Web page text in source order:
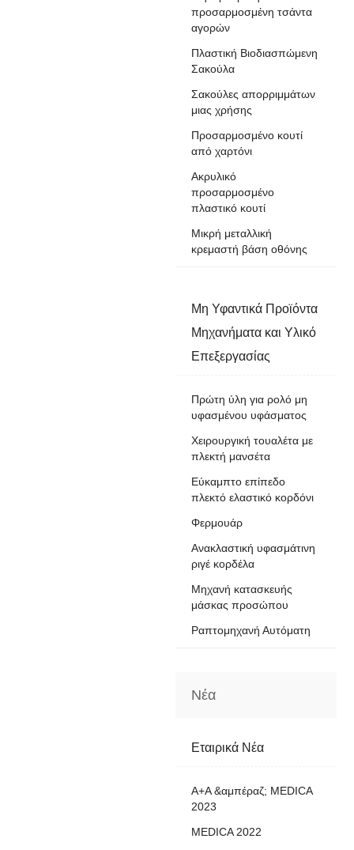
προσαρμοσμένη τσάντα
αγορών
Πλαστική Βιοδιασπώμενη
Σακούλα
Σακούλες απορριμμάτων
μιας χρήσης
Προσαρμοσμένο κουτί
από χαρτόνι
Ακρυλικό
προσαρμοσμένο
πλαστικό κουτί
Μικρή μεταλλική
κρεμαστή βάση οθόνης
Μη Υφαντικά Προϊόντα
Μηχανήματα και Υλικό
Επεξεργασίας
Πρώτη ύλη για ρολό μη
υφασμένου υφάσματος
Χειρουργική τουαλέτα με
πλεκτή μανσέτα
Εύκαμπτο επίπεδο
πλεκτό ελαστικό κορδόνι
Φερμουάρ
Ανακλαστική υφασμάτινη
ριγέ κορδέλα
Μηχανή κατασκευής
μάσκας προσώπου
Ραπτομηχανή Αυτόματη
Νέα
Εταιρικά Νέα
A+A &αμπέραζ; MEDICA
2023
MEDICA 2022